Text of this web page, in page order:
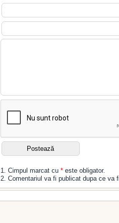
1. Cimpul marcat cu * este obligator.
2. Comentariul va fi publicat dupa ce va